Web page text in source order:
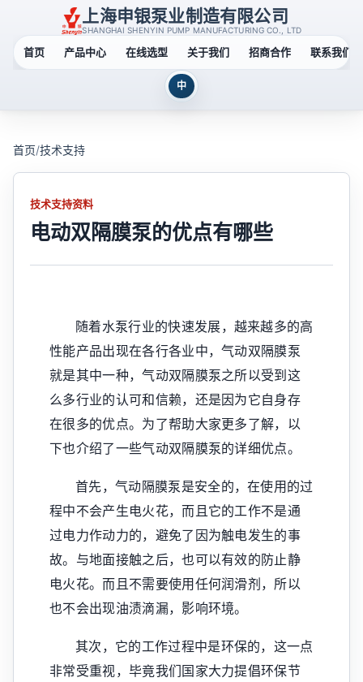
上海申银泵业制造有限公司
SHANGHAI SHENYIN PUMP MANUFACTURING CO., LTD
首页 产品中心 在线选型 关于我们 招商合作 联系我们
中
首页/技术支持
技术支持资料
电动双隔膜泵的优点有哪些
随着水泵行业的快速发展，越来越多的高
性能产品出现在各行各业中，气动双隔膜泵
就是其中一种，气动双隔膜泵之所以受到这
么多行业的认可和信赖，还是因为它自身存
在很多的优点。为了帮助大家更多了解，以
下也介绍了一些气动双隔膜泵的详细优点。
首先，气动隔膜泵是安全的，在使用的过
程中不会产生电火花，而且它的工作不是通
过电力作动力的，避免了因为触电发生的事
故。与地面接触之后，也可以有效的防止静
电火花。而且不需要使用任何润滑剂，所以
也不会出现油渍滴漏，影响环境。
其次，它的工作过程中是环保的，这一点
非常受重视，毕竟我们国家大力提倡环保节